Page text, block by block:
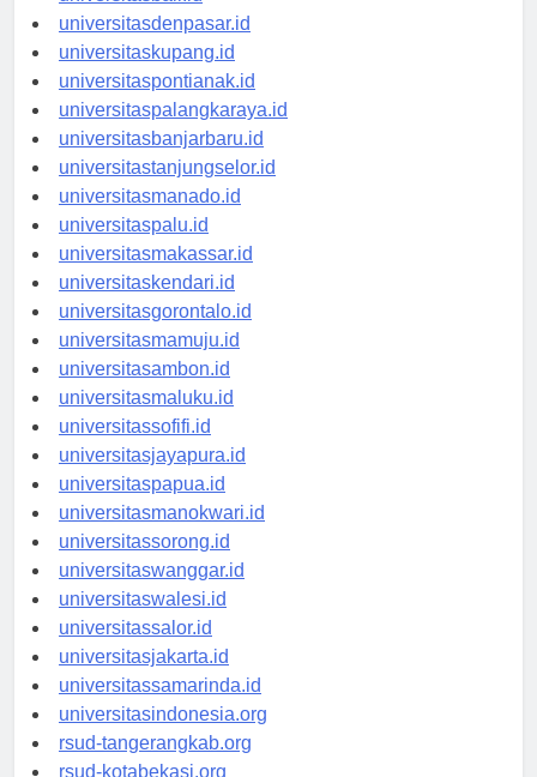
universitasbali.id
universitasdenpasar.id
universitaskupang.id
universitaspontianak.id
universitaspalangkaraya.id
universitasbanjarbaru.id
universitastanjungselor.id
universitasmanado.id
universitaspalu.id
universitasmakassar.id
universitaskendari.id
universitasgorontalo.id
universitasmamuju.id
universitasambon.id
universitasmaluku.id
universitassofifi.id
universitasjayapura.id
universitaspapua.id
universitasmanokwari.id
universitassorong.id
universitaswanggar.id
universitaswalesi.id
universitassalor.id
universitasjakarta.id
universitassamarinda.id
universitasindonesia.org
rsud-tangerangkab.org